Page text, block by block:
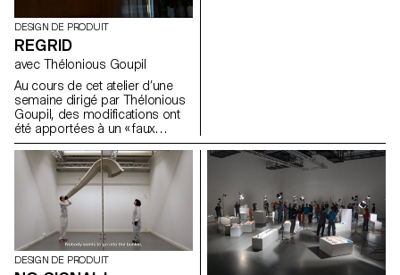
DESIGN DE PRODUIT
REGRID
avec Thélonious Goupil
Au cours de cet atelier d’une
semaine dirigé par Thélonious
Goupil, des modifications ont
été apportées à un « faux
plafond suspendu » traditionnel
au Bar Gala, à Lausanne. En
piratant le système et en jouant
avec des éléments existants
comme l'éclairage ou les
ventilateurs, le plafond désuet a
été revitalisé sans nécessiter
une rénovation complète.
parapluies, les étudiant.es ont
créé des feux d'artifice.
DESIGN DE PRODUIT